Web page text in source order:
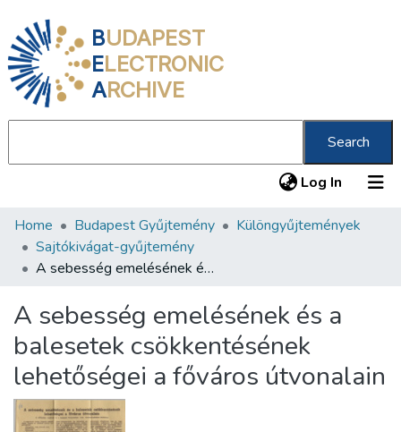
BUDAPEST
ELECTRONIC
ARCHIVE
Search
Log In (current)
Communities & Collections
All of DSpace
About us
Home Budapest Gyűjtemény
Különgyűjtemények
Sajtókivágat-gyűjtemény
A sebesség emelésének és a balesetek csökkentésének lehetőségei a főváros útvonalain
A sebesség emelésének és a
balesetek csökkentésének
lehetőségei a főváros útvonalain